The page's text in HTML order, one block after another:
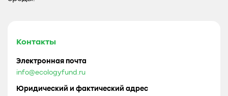
Контакты
Электронная почта
info@ecologyfund.ru
Юридический и фактический адрес